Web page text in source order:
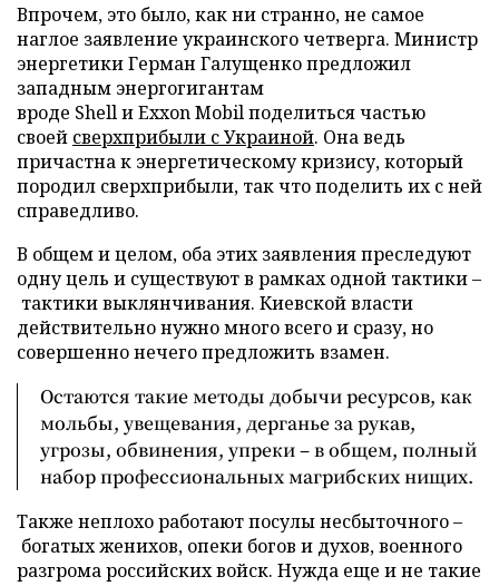
Впрочем, это было, как ни странно, не самое
наглое заявление украинского четверга. Министр
энергетики Герман Галущенко предложил
западным энергогигантам
вроде Shell и Exxon Mobil поделиться частью
своей сверхприбыли с Украиной. Она ведь
причастна к энергетическому кризису, который
породил сверхприбыли, так что поделить их с ней
справедливо.
В общем и целом, оба этих заявления преследуют
одну цель и существуют в рамках одной тактики –
тактики выклянчивания. Киевской власти
действительно нужно много всего и сразу, но
совершенно нечего предложить взамен.
Остаются такие методы добычи ресурсов, как
мольбы, увещевания, дерганье за рукав,
угрозы, обвинения, упреки – в общем, полный
набор профессиональных магрибских нищих.
Также неплохо работают посулы несбыточного –
богатых женихов, опеки богов и духов, военного
разгрома российских войск. Нужда еще и не такие